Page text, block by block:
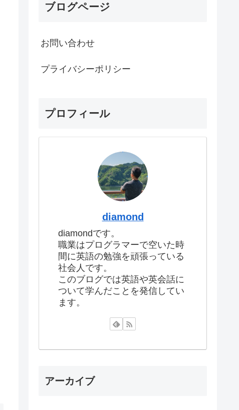
ブログページ
お問い合わせ
プライバシーポリシー
プロフィール
diamond
diamondです。
職業はプログラマーで空いた時
間に英語の勉強を頑張っている
社会人です。
このブログでは英語や英会話に
ついて学んだことを発信してい
ます。
アーカイブ